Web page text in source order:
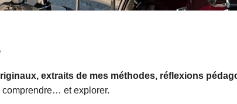
extraits de mes méthodes, réflexions
et explorer.